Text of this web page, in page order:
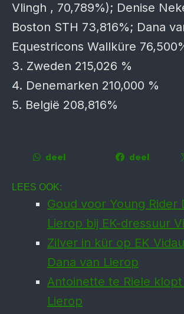
Vlingh , 70,789%); Denise
Boston STH 73,816%; Dana
Equestricons Wallküre
3. Zweden 215,026 %
4. Denemarken 210,000 %
5. België 208,816%
deel deel
LEES OOK:
Goud voor Young Rider
Lierop bij EK-dressuur
Zilver in kür op EK
Dana van Lierop
Antoinette te Riele klopt
Lierop